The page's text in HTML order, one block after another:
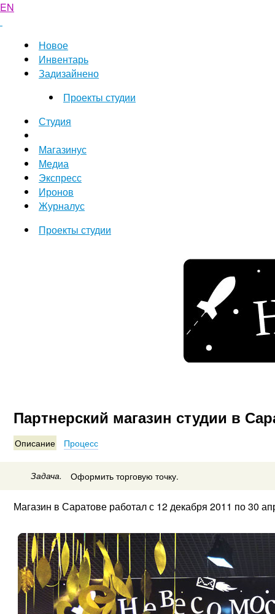
EN
Новое
Инвентарь
Задизайнено
Проекты студии
Студия
Магазинус
Медиа
Экспресс
Иронов
Журналус
Проекты студии
Партнерский магазин студии в
Описание Процесс
Задача. Оформить торговую точку.
Магазин в Саратове работал с 12 декабря 2011 по 30